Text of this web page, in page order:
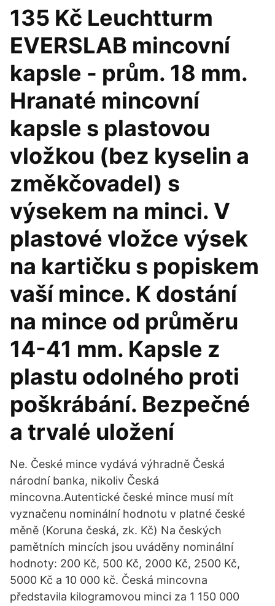
135 Kč Leuchtturm
EVERSLAB mincovní
kapsle - prům. 18 mm.
Hranaté mincovní
kapsle s plastovou
vložkou (bez kyselin a
změkčovadel) s
výsekem na minci. V
plastové vložce výsek
na kartičku s popiskem
vaší mince. K dostání
na mince od průměru
14-41 mm. Kapsle z
plastu odolného proti
poškrábání. Bezpečné
a trvalé uložení
Ne. České mince vydává výhradně Česká
národní banka, nikoliv Česká
mincovna.Autentické české mince musí mít
vyznačenu nominální hodnotu v platné české
měně (Koruna česká, zk. Kč) Na českých
pamětních mincích jsou uváděny nominální
hodnoty: 200 Kč, 500 Kč, 2000 Kč, 2500 Kč,
5000 Kč a 10 000 kč. Česká mincovna
představila kilogramovou minci za 1 150 000